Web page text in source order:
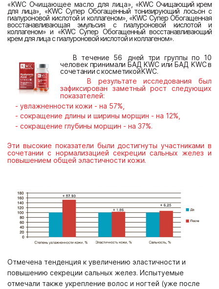
«KWC Очищающее масло для лица»,
«KWC Очищающий крем
для лица», «KWC Супер Обогащенный тонизирующий лосьон с
гиалуроновой кислотой и коллагеном», «KWC Супер Обогащенная
восстанавливающая эмульсия с гиалуроновой кислотой и
коллагеном» и «KWC Супер Обогащенный восстанавливающий
крем для лица с гиалуроновой кислотой и коллагеном».
В течение 56 дней три группы по 10
человек принимали БАД KWC или БАД KWCв
сочетаниискосметикой KWC.
В результате исследования был
зафиксирован заметный рост следующих
показателей:
- увлажненности кожи - на 57%,
- сокращение длины и ширины морщин - на 12%,
- сокращение глубины морщин - на 37%.
Эти высокие показатели были достигнуты участниками в
сочетании с нормализацией секреции сальных желез и
повышением общей эластичности кожи.
Отмечена тенденция к увеличению эластичности и
повышению секреции сальных желез. Испытуемые
отмечали также укрепление волос и ногтей (уже после